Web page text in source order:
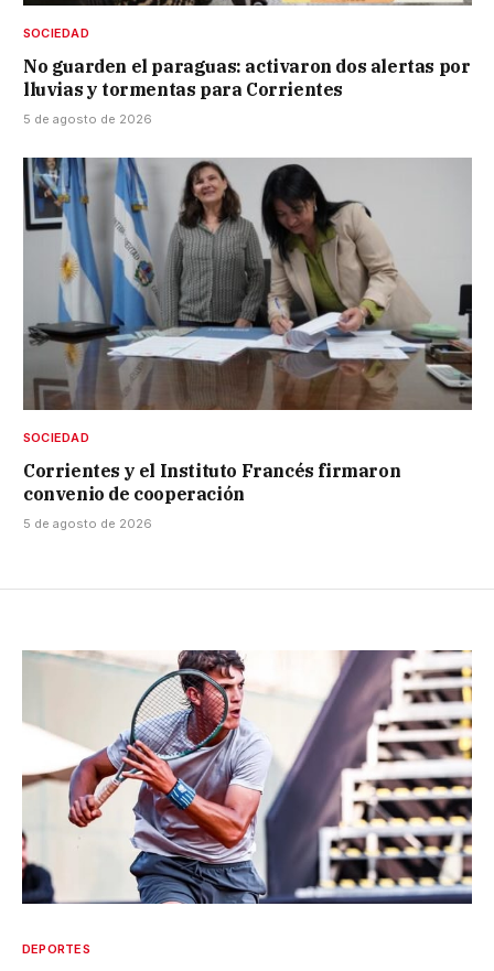
SOCIEDAD
No guarden el paraguas: activaron dos alertas por
lluvias y tormentas para Corrientes
5 de agosto de 2026
SOCIEDAD
Corrientes y el Instituto Francés firmaron
convenio de cooperación
5 de agosto de 2026
DEPORTES